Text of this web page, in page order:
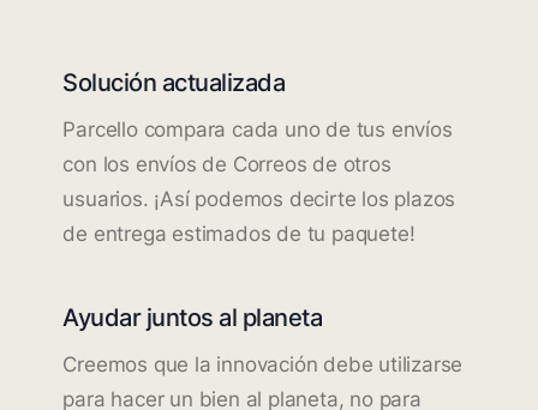
Solución actualizada
Parcello compara cada uno de tus envíos
con los envíos de Correos de otros
usuarios. ¡Así podemos decirte los plazos
de entrega estimados de tu paquete!
Ayudar juntos al planeta
Creemos que la innovación debe utilizarse
para hacer un bien al planeta, no para